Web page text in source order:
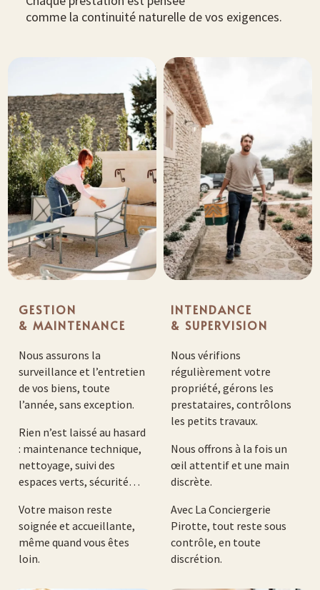
comme la continuité naturelle de vos exigences.
GESTION
& MAINTENANCE
Nous assurons la
surveillance et l’entretien
de vos biens, toute
l’année, sans exception.
Rien n’est laissé au hasard
: maintenance technique,
nettoyage, suivi des
espaces verts, sécurité…
Votre maison reste
soignée et accueillante,
même quand vous êtes
loin.
INTENDANCE
& SUPERVISION
Nous vérifions
régulièrement votre
propriété, gérons les
prestataires, contrôlons
les petits travaux.
Nous offrons à la fois un
œil attentif et une main
discrète.
Avec La Conciergerie
Pirotte, tout reste sous
contrôle, en toute
discrétion.